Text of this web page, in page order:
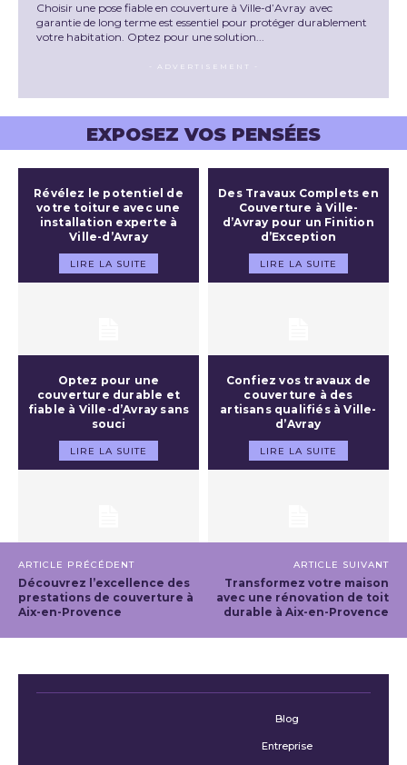
Choisir une pose fiable en couverture à Ville-d’Avray avec
garantie de long terme est essentiel pour protéger durablement
votre habitation. Optez pour une solution...
- ADVERTISEMENT -
EXPOSEZ VOS PENSÉES
Révélez le potentiel de
votre toiture avec une
installation experte à
Ville-d’Avray
LIRE LA SUITE
Des Travaux Complets en
Couverture à Ville-
d’Avray pour un Finition
d’Exception
LIRE LA SUITE
Optez pour une
couverture durable et
fiable à Ville-d’Avray sans
souci
LIRE LA SUITE
Confiez vos travaux de
couverture à des
artisans qualifiés à Ville-
d’Avray
LIRE LA SUITE
ARTICLE PRÉCÉDENT
Découvrez l’excellence des
prestations de couverture à
Aix-en-Provence
ARTICLE SUIVANT
Transformez votre maison
avec une rénovation de toit
durable à Aix-en-Provence
Blog
Entreprise